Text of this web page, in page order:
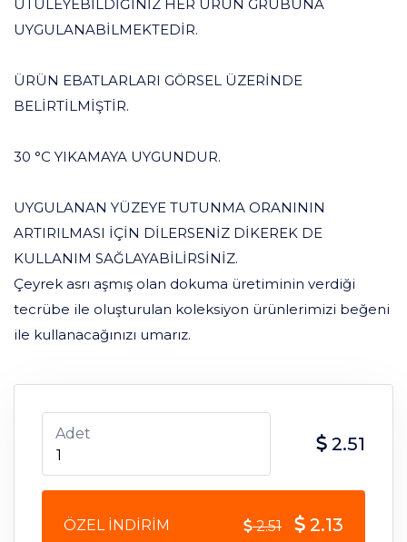
ÜTÜLEYEBİLDİĞİNİZ HER ÜRÜN GRUBUNA
UYGULANABİLMEKTEDİR.
ÜRÜN EBATLARLARI GÖRSEL ÜZERİNDE
BELİRTİLMİŞTİR.
30 °C YIKAMAYA UYGUNDUR.
UYGULANAN YÜZEYE TUTUNMA ORANININ
ARTIRILMASI İÇİN DİLERSENİZ DİKEREK DE
KULLANIM SAĞLAYABİLİRSİNİZ.
Çeyrek asrı aşmış olan dokuma üretiminin verdiği
tecrübe ile oluşturulan koleksiyon ürünlerimizi beğeni
ile kullanacağınızı umarız.
Adet 2.51
ÖZEL İNDİRİM 2.51 2.13